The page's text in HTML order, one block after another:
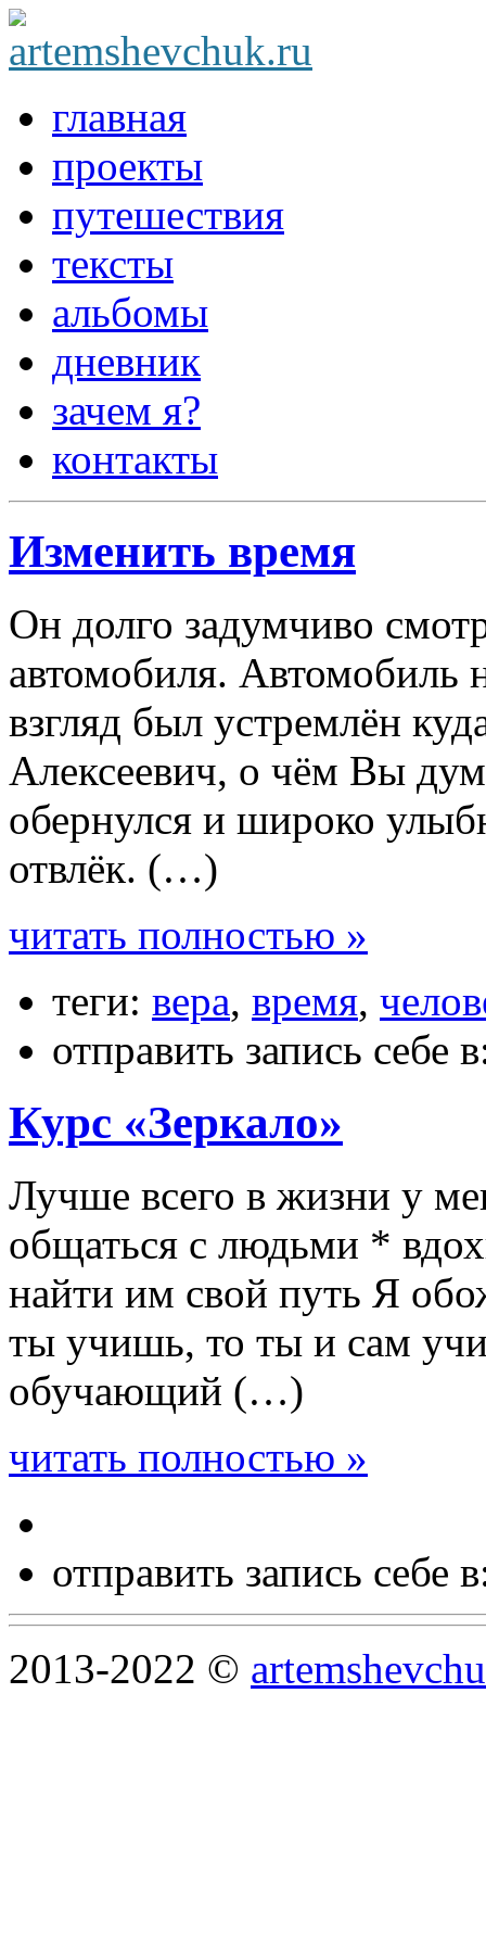
главная
проекты
путешествия
тексты
альбомы
дневник
зачем я?
контакты
Изменить время
Он долго задумчиво
автомобиля. Автомобиль
взгляд был устремлён
Алексеевич, о чём Вы
обернулся и широко
отвлёк. (…)
читать полностью »
теги: вера, время,
отправить запись себе
Курс «Зеркало»
Лучше всего в жизни у
общаться с людьми *
найти им свой путь Я
ты учишь, то ты и сам
обучающий (…)
читать полностью »
отправить запись себе
2013-2022 ©